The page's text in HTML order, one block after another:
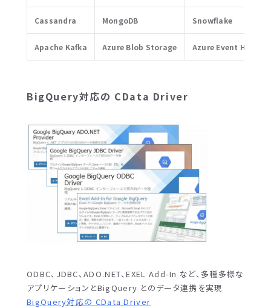
Cassandra MongoDB Snowflake
Apache Kafka Azure Blob Storage Azure Event Hubs
BigQuery対応の CData Driver
ODBC、JDBC、ADO.NET、EXEL Add-In など、多種多様な
アプリケーションとBigQuery とのデータ連携を実現
BigQuery対応の CData Driver